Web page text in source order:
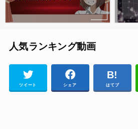
人気ランキング動画
ツイート シェア はてブ